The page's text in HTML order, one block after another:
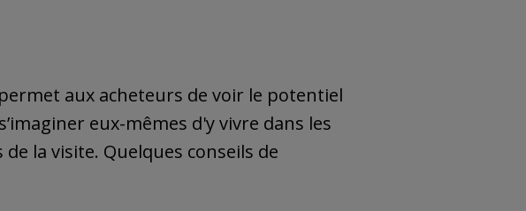
aux acheteurs de voir le potentiel
eux-mêmes d'y vivre dans les
la visite. Quelques conseils de